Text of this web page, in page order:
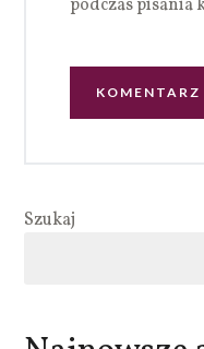
podczas pisania
Szukaj